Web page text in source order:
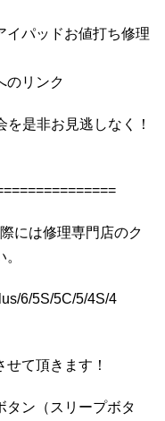
イパッドお値打ち修理
のリンク
是非お見逃しなく！
には修理専門店のク
6/5S/5C/5/4S/4
て頂きます！
タン（スリープボタ